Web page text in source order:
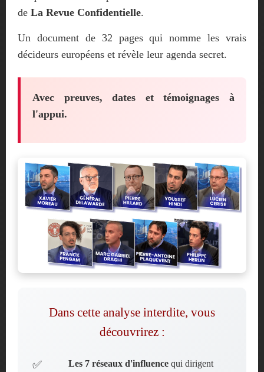
de La Revue Confidentielle.
Un document de 32 pages qui nomme les vrais
décideurs européens et révèle leur agenda secret.
Avec preuves, dates et témoignages à
l'appui.
Dans cette analyse interdite, vous
découvrirez :
Les 7 réseaux d'influence qui dirigent